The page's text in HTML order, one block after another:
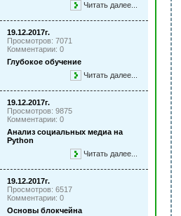
Читать далее...
19.12.2017г.
Просмотров: 7071
Комментарии: 0
Глубокое обучение
Читать далее...
19.12.2017г.
Просмотров: 9875
Комментарии: 0
Анализ социальных медиа на
Python
Читать далее...
19.12.2017г.
Просмотров: 6517
Комментарии: 0
Основы блокчейна